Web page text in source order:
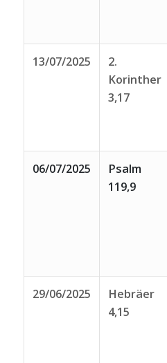
13/07/2025
2.
Korinther
3,17
06/07/2025
Psalm
119,9
29/06/2025
Hebräer
4,15